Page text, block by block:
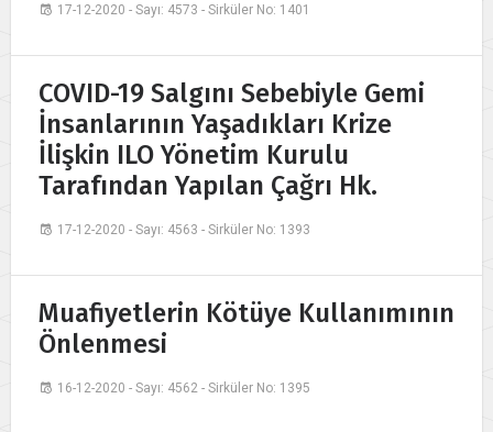
17-12-2020 - Sayı: 4573 - Sirküler No: 1401
COVID-19 Salgını Sebebiyle Gemi
İnsanlarının Yaşadıkları Krize
İlişkin ILO Yönetim Kurulu
Tarafından Yapılan Çağrı Hk.
17-12-2020 - Sayı: 4563 - Sirküler No: 1393
Muafiyetlerin Kötüye Kullanımının
Önlenmesi
16-12-2020 - Sayı: 4562 - Sirküler No: 1395